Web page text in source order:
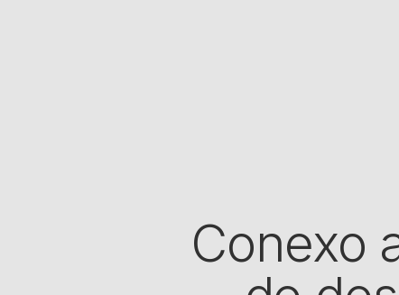
Conexo